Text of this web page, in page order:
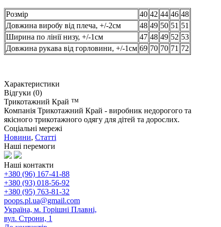
Розмір 40 42 44 46 48
Довжина виробу від плеча, +/-2см
48 49 50 51 51
Ширина по лінії низу, +/-1см
47 48 49 52 53
Довжина рукава від горловини, +/-1см 69 70 70 71 72
Характеристики
Відгуки (0)
Трикотажний Край ™
Компанія Трикотажний Край - виробник недорогого та
якісного трикотажного одягу для дітей та дорослих.
Соціальні мережі
Новини, Статті
Наші перемоги
Наші контакти
+380 (96) 167-41-88
+380 (93) 018-56-92
+380 (95) 763-81-32
poops.pl.ua@gmail.com
Україна, м. Горішні Плавні,
вул. Строни, 1